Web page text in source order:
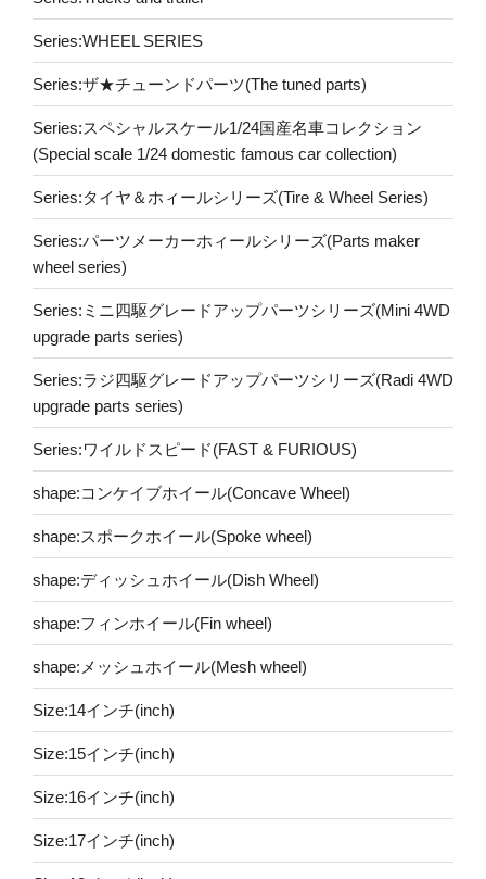
Series:WHEEL SERIES
Series:ザ★チューンドパーツ(The tuned parts)
Series:スペシャルスケール1/24国産名車コレクション
(Special scale 1/24 domestic famous car collection)
Series:タイヤ＆ホィールシリーズ(Tire & Wheel Series)
Series:パーツメーカーホィールシリーズ(Parts maker
wheel series)
Series:ミニ四駆グレードアップパーツシリーズ(Mini 4WD
upgrade parts series)
Series:ラジ四駆グレードアップパーツシリーズ(Radi 4WD
upgrade parts series)
Series:ワイルドスピード(FAST & FURIOUS)
shape:コンケイブホイール(Concave Wheel)
shape:スポークホイール(Spoke wheel)
shape:ディッシュホイール(Dish Wheel)
shape:フィンホイール(Fin wheel)
shape:メッシュホイール(Mesh wheel)
Size:14インチ(inch)
Size:15インチ(inch)
Size:16インチ(inch)
Size:17インチ(inch)